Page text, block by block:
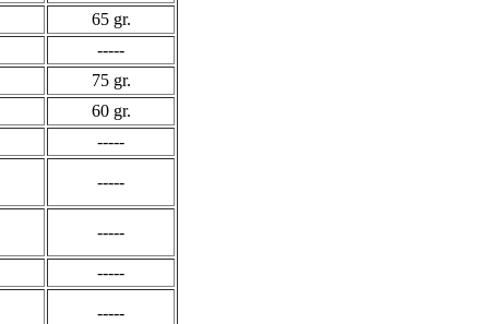
65 gr.
-----
75 gr.
60 gr.
-----
-----
-----
-----
-----